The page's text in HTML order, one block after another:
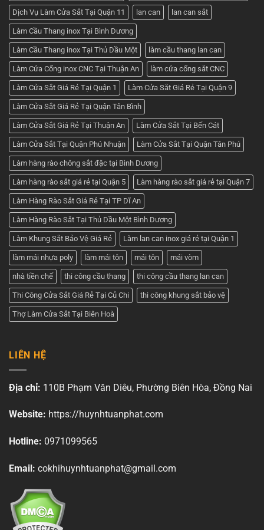
Dịch Vụ Làm Cửa Sắt Tại Quận 11 lan can lan can sắt
Làm Cầu Thang inox Tại Bình Dương
Làm Cầu Thang inox Tại Thủ Dầu Một làm cầu thang lan can
Làm Cửa Cổng inox CNC Tại Thuận An làm cửa cổng sắt CNC
Làm Cửa Sắt Giá Rẻ Tại Quận 1 Làm Cửa Sắt Giá Rẻ Tại Quận 9
Làm Cửa Sắt Giá Rẻ Tại Quận Tân Bình
Làm Cửa Sắt Giá Rẻ Tại Thuận An Làm Cửa Sắt Tại Bến Cát
Làm Cửa Sắt Tại Quận Phú Nhuận Làm Cửa Sắt Tại Quận Tân Phú
Làm hàng rào chông sắt đặc tại Bình Dương
Làm hàng rào sắt giá rẻ tại Quận 5 Làm hàng rào sắt giá rẻ tại Quận 7
Làm Hàng Rào Sắt Giá Rẻ Tại TP Dĩ An
Làm Hàng Rào Sắt Tại Thủ Dầu Một Bình Dương
Làm Khung Sắt Bảo Vệ Giá Rẻ Làm lan can inox giá rẻ tại Quận 1
làm mái nhựa poly làm mái tôn mái tôn mái vòm
nhà tiền chế thi công cầu thang thi công cầu thang lan can
Thi Công Cửa Sắt Giá Rẻ Tại Củ Chi thi công khung sắt bảo vệ
Thợ Làm Cửa Sắt Tại Biên Hoà
LIÊN HỆ
Địa chỉ: 110B Phạm Văn Diêu, Phường Biên Hòa, Đồng Nai
Website: https://huynhtuanphat.com
Hotline: 0971099565
Email: cokhihuynhtuanphat@gmail.com